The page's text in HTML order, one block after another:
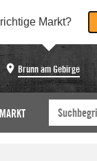
Markt?
Brunn am Gebirge